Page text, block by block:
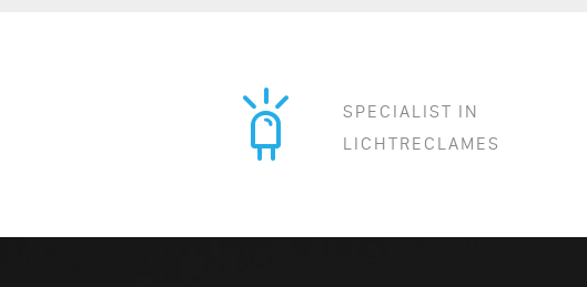
SPECIALIST IN
LICHTRECLAMES